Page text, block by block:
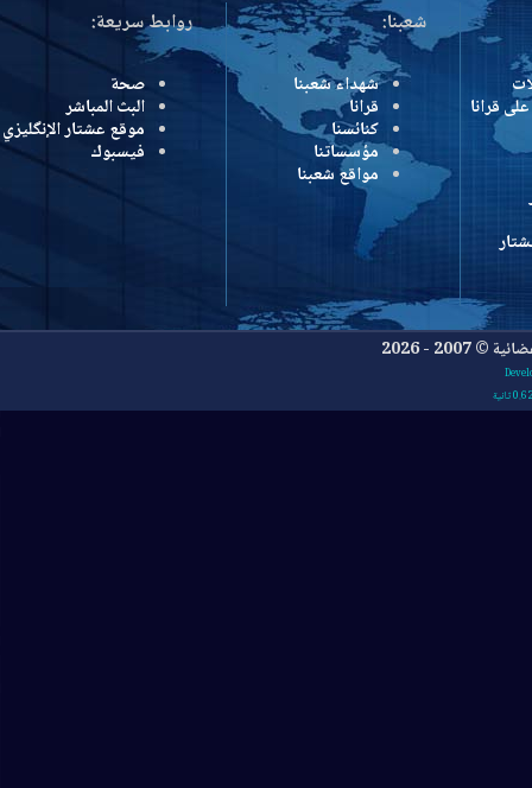
شعبنا:
شهداء شعبنا
قرانا
كنائسنا
مؤسساتنا
مواقع شعبنا
روابط سريعة:
صحة
البث المباشر
موقع عشتار الإنگليزي
فيسبوك
2026